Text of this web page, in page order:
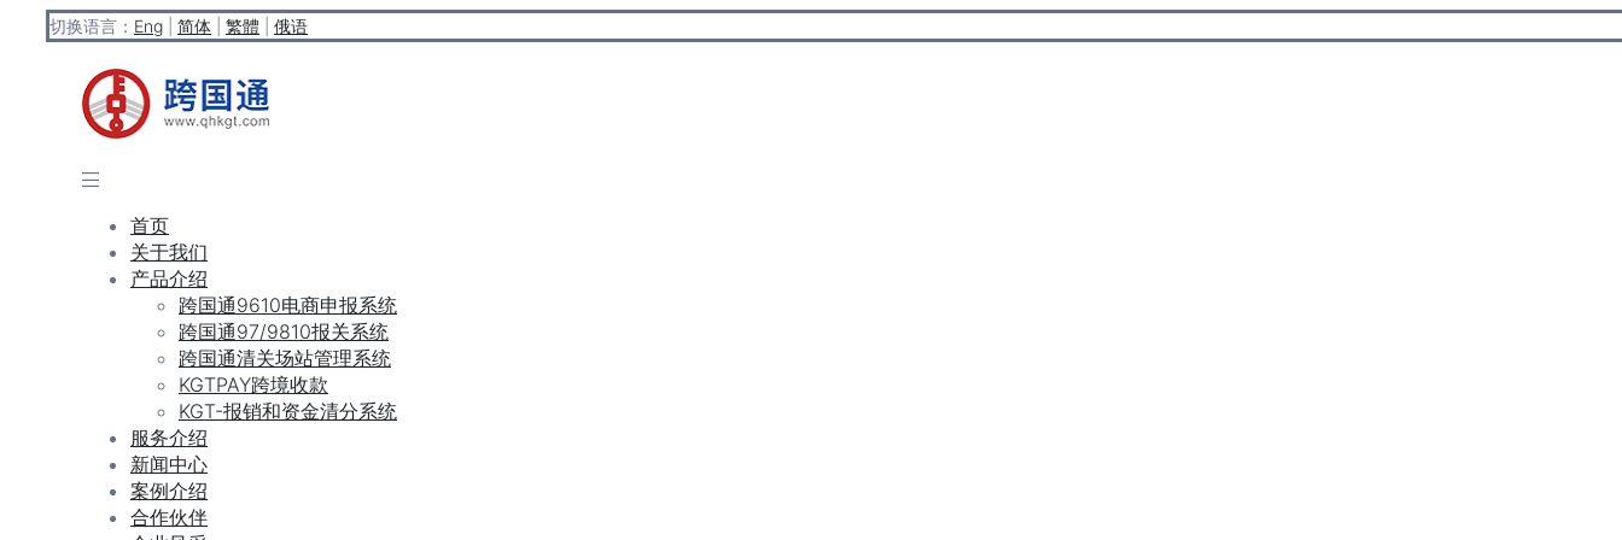
切换语言： Eng 简体 繁體 俄语
首页
关于我们
产品介绍
跨国通9610电商申报系统
跨国通97/9810报关系统
跨国通清关场站管理系统
KGTPAY跨境收款
KGT-报销和资金清分系统
服务介绍
新闻中心
案例介绍
合作伙伴